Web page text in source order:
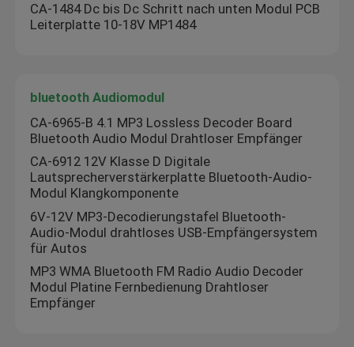
CA-1484 Dc bis Dc Schritt nach unten Modul PCB
Leiterplatte 10-18V MP1484
bluetooth Audiomodul
CA-6965-B 4.1 MP3 Lossless Decoder Board
Bluetooth Audio Modul Drahtloser Empfänger
CA-6912 12V Klasse D Digitale
Lautsprecherverstärkerplatte Bluetooth-Audio-
Modul Klangkomponente
6V-12V MP3-Decodierungstafel Bluetooth-
Audio-Modul drahtloses USB-Empfängersystem
für Autos
MP3 WMA Bluetooth FM Radio Audio Decoder
Modul Platine Fernbedienung Drahtloser
Empfänger